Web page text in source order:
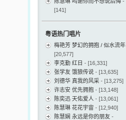
[141]
粤语热门唱片
梅艳芳 梦幻的拥抱 / 似水流年
[20,577]
李克勤 红日 - [16,331]
张学友 饿狼传说 - [13,635]
刘德华 真我的风采 - [13,275]
许志安 优先拥抱 - [13,148]
陈奕迅 天佑爱人 - [13,061]
陈慧琳 花花宇宙 - [12,940]
陈慧娴 永远是你的朋友 -